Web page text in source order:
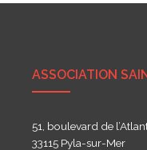
ASSOCIATION
51, boulevard de
33115 Pyla-sur-Mer